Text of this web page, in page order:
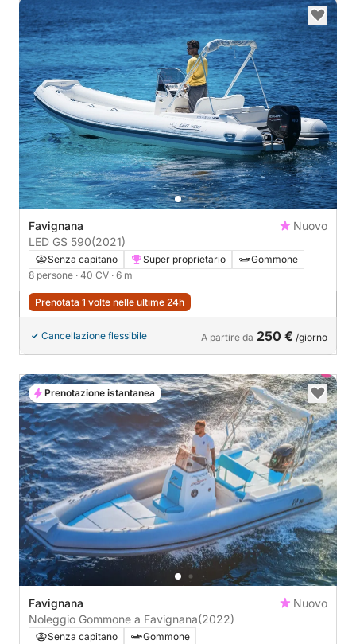
Favignana
Nuovo
LED GS 590(2021)
Senza capitano Super proprietario
Gommone
8 persone · 40 CV · 6 m
Prenotata 1 volte nelle ultime 24h
Cancellazione flessibile A partire da 250 € /giorno
Favignana
Nuovo
Noleggio Gommone a Favignana(2022)
Senza capitano
Gommone
Prenotazione istantanea